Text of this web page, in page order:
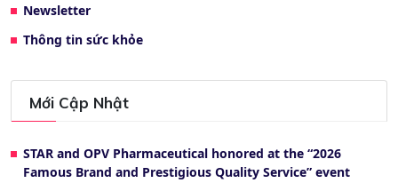
Newsletter
Thông tin sức khỏe
Mới Cập Nhật
STAR and OPV Pharmaceutical honored at the “2026
Famous Brand and Prestigious Quality Service” event